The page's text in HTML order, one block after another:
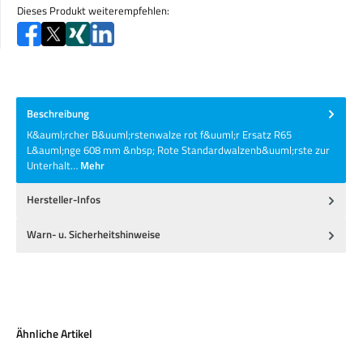
Dieses Produkt weiterempfehlen:
Beschreibung
K&auml;rcher B&uuml;rstenwalze rot f&uuml;r Ersatz R65
L&auml;nge 608 mm &nbsp; Rote Standardwalzenb&uuml;rste zur
Unterhalt… Mehr
Hersteller-Infos
Warn- u. Sicherheitshinweise
Produktgalerie überspringen
Ähnliche Artikel